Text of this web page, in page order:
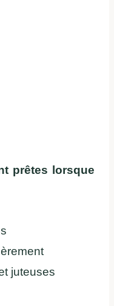
prêtes lorsque
juteuses